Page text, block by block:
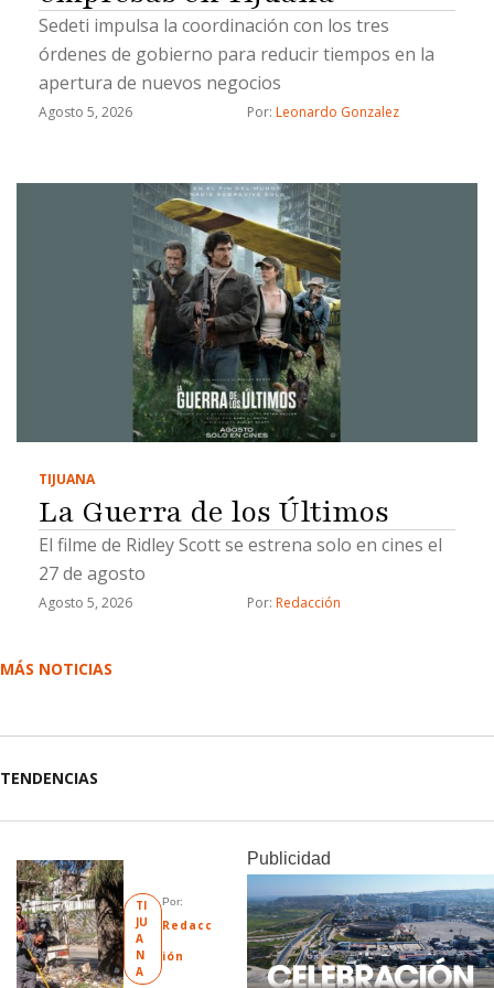
Sedeti impulsa la coordinación con los tres
órdenes de gobierno para reducir tiempos en la
apertura de nuevos negocios
Agosto 5, 2026 Por: Leonardo Gonzalez
TIJUANA
La Guerra de los Últimos
El filme de Ridley Scott se estrena solo en cines el
27 de agosto
Agosto 5, 2026 Por: Redacción
MÁS NOTICIAS
TENDENCIAS
TI
JU
A
N
A
Por:
Redacc
ión
Publicidad